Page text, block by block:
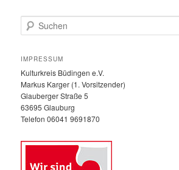
u
h
n
IMPRESSUM
Kulturkreis Büdingen e.V.
Markus Karger (1. Vorsitzender)
Glauberger Straße 5
63695 Glauburg
Telefon 06041 9691870